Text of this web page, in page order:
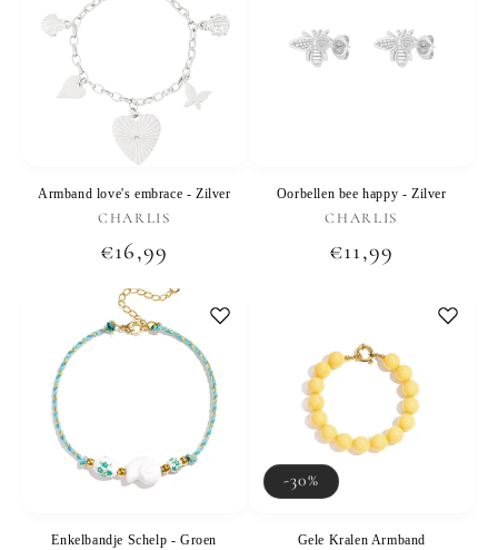
Armband love's embrace - Zilver
Verkoper:
CHARLIS
Normale
prijs
€16,99
Oorbellen bee happy - Zilver
Verkoper:
CHARLIS
Normale
€11,99
Enkelbandje Schelp - Groen
-30%
Gele Kralen Armband